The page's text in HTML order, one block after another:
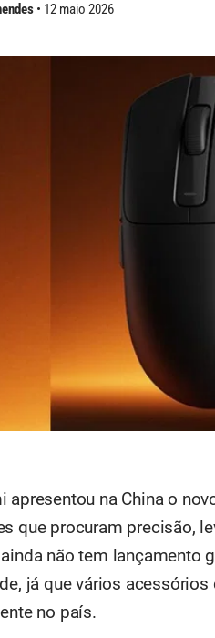
12 maio 2026
apresentou na China o
que procuram precisão,
não tem lançamento
já que vários
no país.